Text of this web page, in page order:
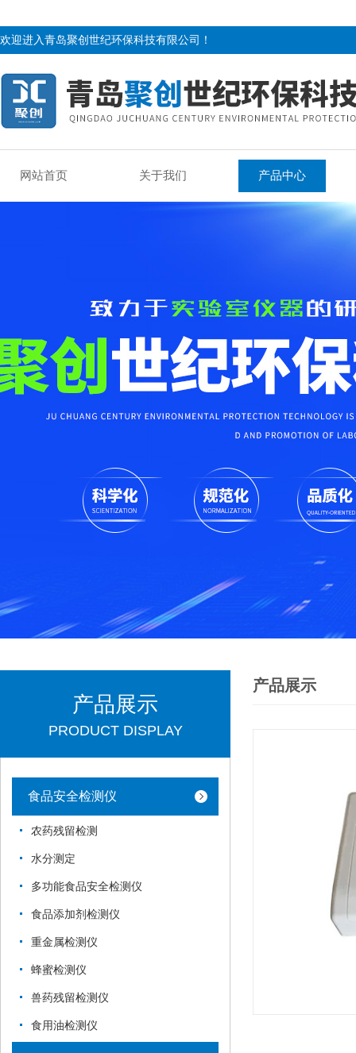
欢迎进入青岛聚创世纪环保科技有限公司！
网站首页 关于我们 产品中心
产品展示
PRODUCT DISPLAY
食品安全检测仪
农药残留检测
水分测定
多功能食品安全检测仪
食品添加剂检测仪
重金属检测仪
蜂蜜检测仪
兽药残留检测仪
食用油检测仪
产品展示